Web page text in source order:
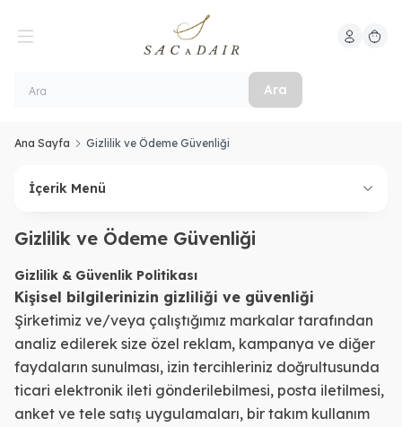
Ara
Hesabım
Ana Sayfa Gizlilik ve Ödeme Güvenliği
İçerik Menü
Gizlilik ve Ödeme Güvenliği
Gizlilik & Güvenlik Politikası
Kişisel bilgilerinizin gizliliği ve güvenliği
Şirketimiz ve/veya çalıştığımız markalar tarafından
analiz edilerek size özel reklam, kampanya ve diğer
faydaların sunulması, izin tercihleriniz doğrultusunda
ticari elektronik ileti gönderilebilmesi, posta iletilmesi,
anket ve tele satış uygulamaları, bir takım kullanım